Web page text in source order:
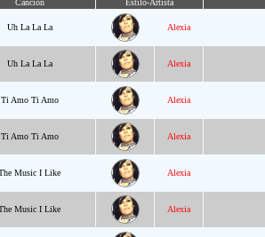
Canción Estilo-Artista
Uh La La La Alexia
Uh La La La Alexia
Ti Amo Ti Amo Alexia
Ti Amo Ti Amo Alexia
Music I Like Alexia
Music I Like Alexia